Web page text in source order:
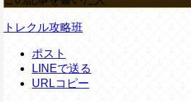
トレクル攻略班
ポスト
LINEで送る
URLコピー